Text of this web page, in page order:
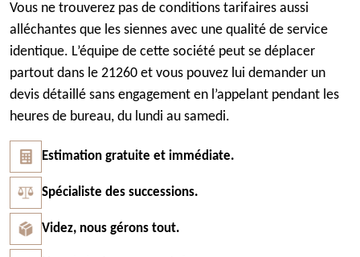
Vous ne trouverez pas de conditions tarifaires aussi
alléchantes que les siennes avec une qualité de service
identique. L’équipe de cette société peut se déplacer
partout dans le 21260 et vous pouvez lui demander un
devis détaillé sans engagement en l’appelant pendant les
heures de bureau, du lundi au samedi.
Estimation gratuite et immédiate.
Spécialiste des successions.
Videz, nous gérons tout.